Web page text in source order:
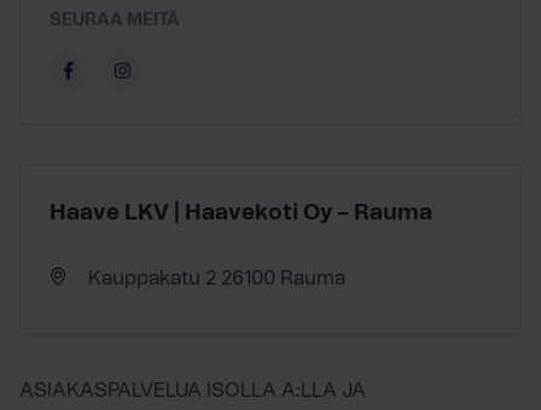
SEURAA MEITÄ
Haave LKV | Haavekoti Oy – Rauma
Kauppakatu 2 26100 Rauma
ASIAKASPALVELUA ISOLLA A:LLA JA